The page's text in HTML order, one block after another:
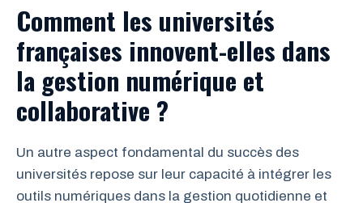
Comment les universités
françaises innovent-elles dans
la gestion numérique et
collaborative ?
Un autre aspect fondamental du succès des
universités repose sur leur capacité à intégrer les
outils numériques dans la gestion quotidienne et